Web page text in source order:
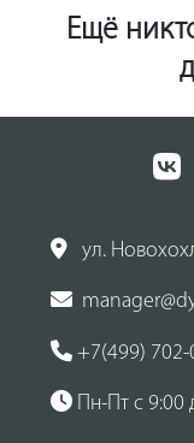
Ещё
ул.
+7(499) 702-
Пн-Пт с 9:00